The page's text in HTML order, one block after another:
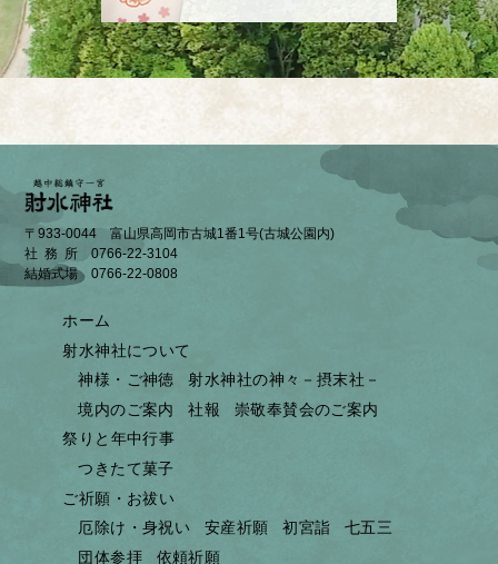
〒933-0044 富山県高岡市古城1番1号(古城公園内)
社務所
0766-22-3104
結婚式場
0766-22-0808
ホーム
射水神社について
神様・ご神徳
射水神社の神々－摂末社－
境内のご案内
社報
崇敬奉賛会のご案内
祭りと年中行事
つきたて菓子
ご祈願・お祓い
厄除け・身祝い
安産祈願 初宮詣
七五三
団体参拝
依頼祈願